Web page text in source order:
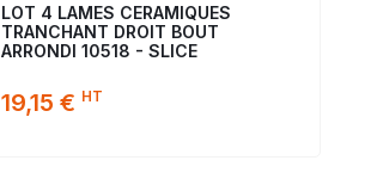
LOT 4 LAMES CERAMIQUES
TRANCHANT DROIT BOUT
ARRONDI 10518 - SLICE
19,15 € HT